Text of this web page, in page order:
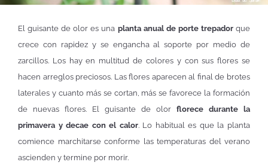
El guisante de olor es una planta anual de porte trepadorque
crece con rapidez y se engancha al soporte por medio de
zarcillos. Los hay en multitud de colores y con sus flores se
hacen arreglos preciosos. Las flores aparecen al final de brotes
laterales y cuanto más se cortan, más se favorece la formación
de nuevas flores. El guisante de olor florece durante la
primavera y decae con el calor. Lo habitual es que la planta
comience marchitarse conforme las temperaturas del verano
ascienden y termine por morir.